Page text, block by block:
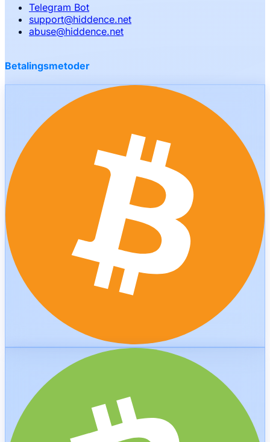
Telegram Bot
support@hiddence.net
abuse@hiddence.net
Betalingsmetoder